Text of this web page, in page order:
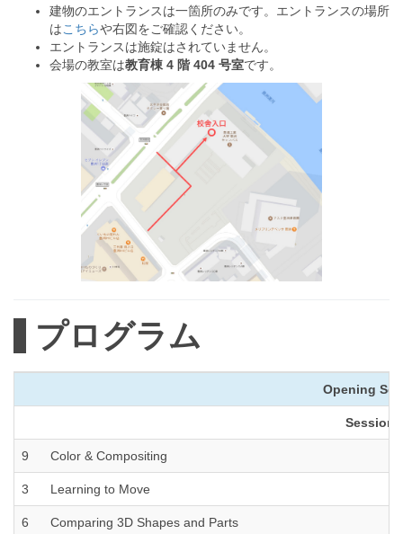
建物のエントランスは一箇所のみです。エントランスの場所
はこちらや右図をご確認ください。
エントランスは施錠はされていません。
会場の教室は教育棟 4 階 404 号室です。
プログラム
Opening
Session
9 Color & Compositing
3 Learning to Move
6 Comparing 3D Shapes and Parts